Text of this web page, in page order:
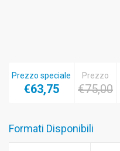
Prezzo speciale
€63,75
Prezzo
€75,00
Formati Disponibili